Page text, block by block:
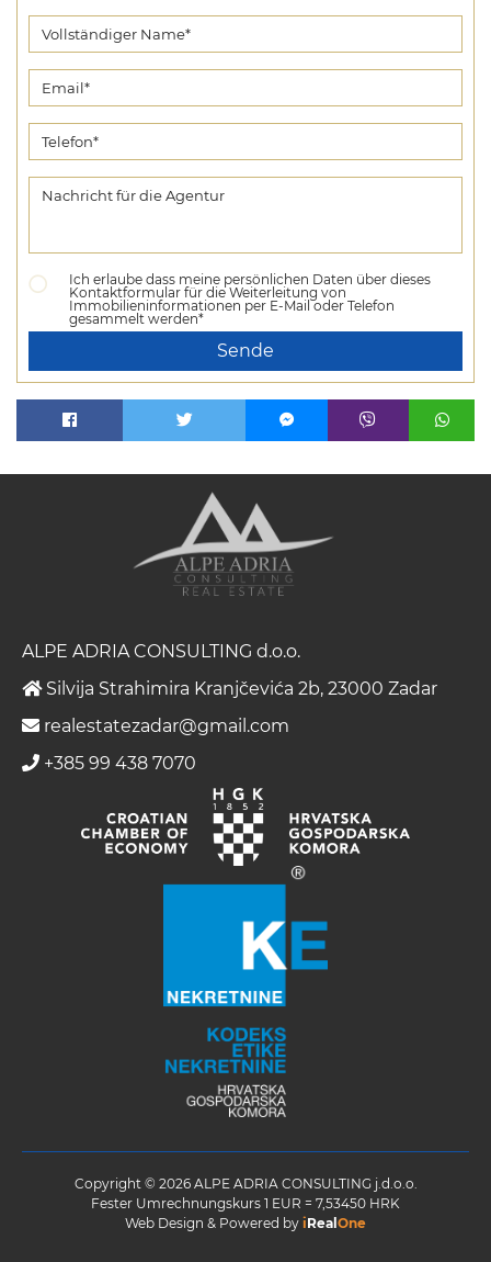
Ich erlaube dass meine persönlichen Daten über dieses
Kontaktformular für die Weiterleitung von
Immobilieninformationen per E-Mail oder Telefon
gesammelt werden*
Sende
ALPE ADRIA CONSULTING d.o.o.
Silvija Strahimira Kranjčevića 2b, 23000 Zadar
realestatezadar@gmail.com
+385 99 438 7070
Copyright © 2026 ALPE ADRIA CONSULTING j.d.o.o.
Fester Umrechnungskurs 1 EUR = 7,53450 HRK
Web Design & Powered by iRealOne